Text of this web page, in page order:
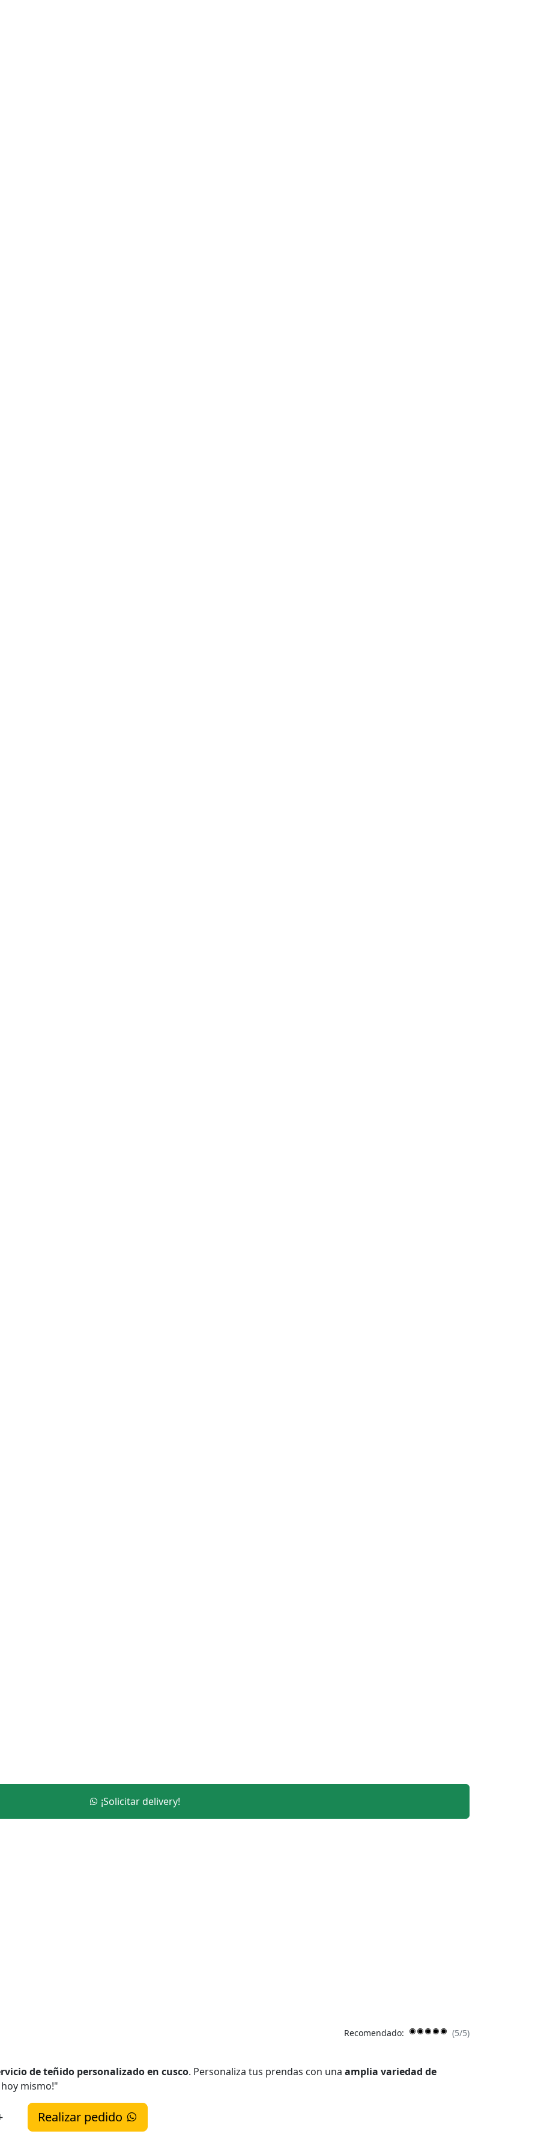
¡Solicitar delivery!
Recomendado: (5/5)
de teñido personalizado en cusco. Personaliza tus prendas con una amplia variedad de
mismo!"
Realizar pedido